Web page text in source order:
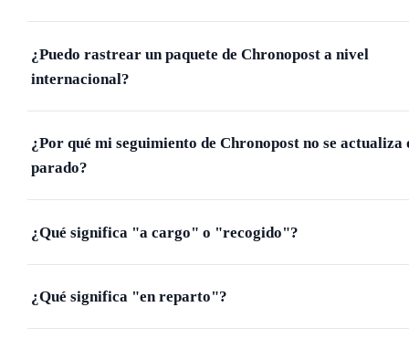
¿Puedo rastrear un paquete de Chronopost a nivel
internacional?
¿Por qué mi seguimiento de Chronopost no se actualiza
parado?
¿Qué significa "a cargo" o "recogido"?
¿Qué significa "en reparto"?